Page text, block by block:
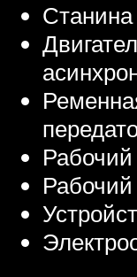
Рабочий